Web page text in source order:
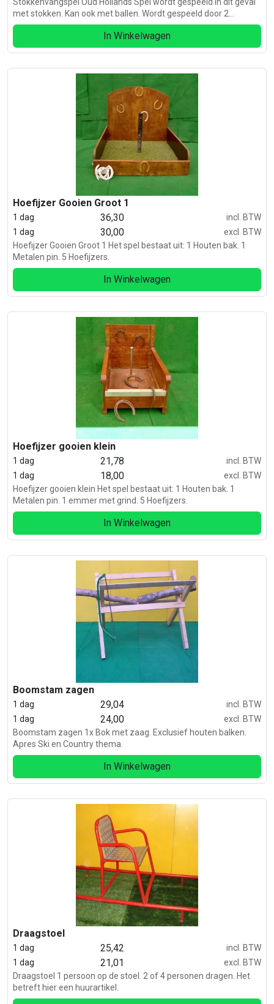
met stokken. Kan ook met ballen. Wordt gespeeld door 2
personen. 1 persoon trekt aan de touwtjes en de andere
persoon probeert te vangen.In Winkelwagen
Hoefijzer Gooien Groot 1
1 dag 36,30
incl. BTW
1 dag
30,00
excl. BTW
Hoefijzer Gooien Groot 1 Het spel bestaat uit: 1 Houten bak. 1
Metalen pin. 5 Hoefijzers.
In Winkelwagen
Hoefijzer gooien klein
1 dag 21,78
incl. BTW
1 dag
18,00
excl. BTW
Hoefijzer gooien klein Het spel bestaat uit: 1 Houten bak. 1
Metalen pin. 1 emmer met grind. 5 Hoefijzers.
In Winkelwagen
Boomstam zagen
1 dag 29,04
incl. BTW
1 dag
24,00
excl. BTW
Boomstam zagen 1x Bok met zaag. Exclusief houten balken.
Apres Ski en Country thema.
In Winkelwagen
Draagstoel
1 dag 25,42
incl. BTW
1 dag
21,01
excl. BTW
Draagstoel 1 persoon op de stoel. 2 of 4 personen dragen. Het
betreft hier een huurartikel.